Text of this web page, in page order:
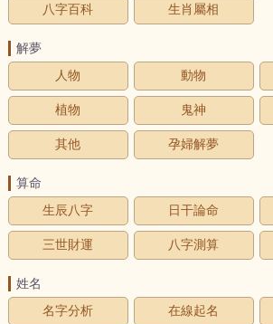
八字百科 生肖屬相
解夢
人物
動物
植物 鬼神
其他 孕婦解夢
算命
生辰八字
日干論命
三世財運 八字測算
姓名
名字分析
在線起名